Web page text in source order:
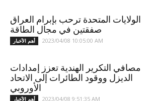
الولايات المتحدة ترحب بإبرام العراق
صفقتين في مجال الطاقة
أهم الأخبار 2023/04/08 10:05:00 AM
مصافي التكرير الهندية تعزز إمدادات
الديزل ووقود الطائرات إلى الاتحاد
الأوروبي
أهم الأخبار 2023/04/08 9:51:35 AM